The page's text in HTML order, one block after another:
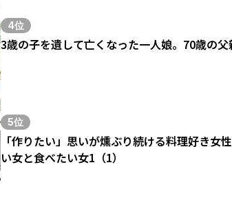
4位
3歳の子を遺して亡くなった一人娘。70歳の父
5位
「作りたい」思いが燻ぶり続ける料理好き
い女と食べたい女1（1）